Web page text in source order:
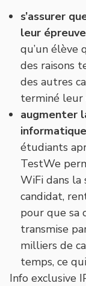
s’assurer
leur
qu’un élève
des raisons
des autres
terminé leur
augmenter
étudiants
TestWe
WiFi dans la
candidat,
pour que sa
transmise
milliers de
temps, ce
Info exclusive